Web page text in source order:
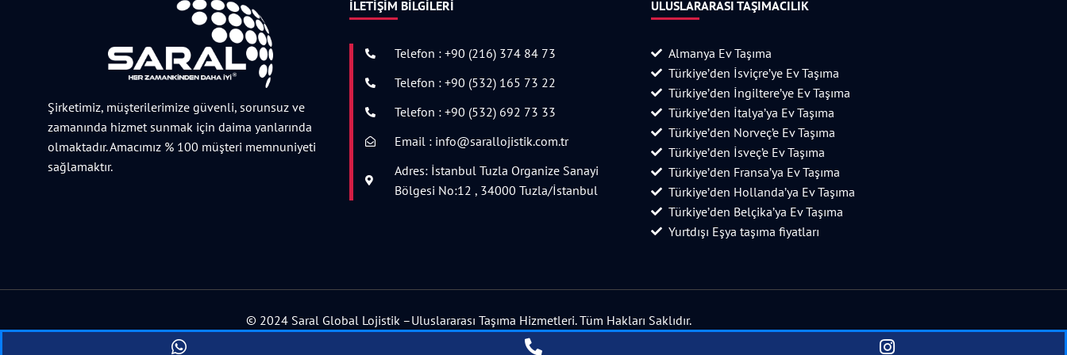
Şirketimiz, müşterilerimize güvenli, sorunsuz ve
zamanında hizmet sunmak için daima yanlarında
olmaktadır. Amacımız % 100 müşteri memnuniyeti
sağlamaktır.
İLETIŞIM BILGILERI
Telefon : +90 (216) 374 84 73
Telefon : +90 (532) 165 73 22
Telefon : +90 (532) 692 73 33
Email : info@sarallojistik.com.tr
Adres: İstanbul Tuzla Organize Sanayi
Bölgesi No:12 , 34000 Tuzla/İstanbul
ULUSLARARASI TAŞIMACILIK
Almanya Ev Taşıma
Türkiye’den İsviçre’ye Ev Taşıma
Türkiye’den İngiltere’ye Ev Taşıma
Türkiye’den İtalya’ya Ev Taşıma
Türkiye’den Norveç’e Ev Taşıma
Türkiye’den İsveç’e Ev Taşıma
Türkiye’den Fransa’ya Ev Taşıma
Türkiye’den Hollanda’ya Ev Taşıma
Türkiye’den Belçika’ya Ev Taşıma
Yurtdışı Eşya taşıma fiyatları
© 2024 Saral Global Lojistik –Uluslararası Taşıma Hizmetleri. Tüm Hakları Saklıdır.
Tasarım ve Seo Hizmeti YellowStarDesign